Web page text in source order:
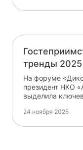
тренды 2025
На форуме
президент НКО
выделила
24 ноября 2025